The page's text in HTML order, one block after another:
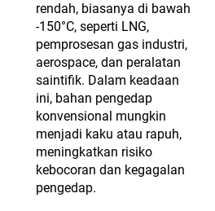
rendah, biasanya di bawah
-150°C, seperti LNG,
pemprosesan gas industri,
aerospace, dan peralatan
saintifik. Dalam keadaan
ini, bahan pengedap
konvensional mungkin
menjadi kaku atau rapuh,
meningkatkan risiko
kebocoran dan kegagalan
pengedap.